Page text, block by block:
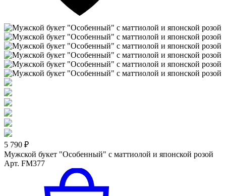
5 790 ₽
Мужской букет "Особенный" с маттиолой и японской розой
Арт. FM377